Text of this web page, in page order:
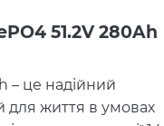
51.2V 280Ah
– це надійний
для життя в умовах